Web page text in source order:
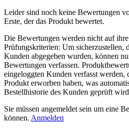
Leider sind noch keine Bewertungen
Erste, der das Produkt bewertet.
Die Bewertungen werden nicht auf
Prüfungskriterien: Um sicherzustellen,
Kunden abgegeben wurden, können
Bewertungen verfassen.
eingeloggten Kunden verfasst werden,
Produkt erworben haben, was
Bestellhistorie des Kunden geprüft
Sie müssen angemeldet sein um eine
können. Anmelden